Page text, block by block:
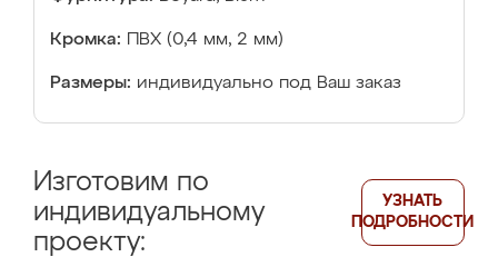
Кромка: ПВХ (0,4 мм, 2 мм)
Размеры: индивидуально под Ваш заказ
Изготовим по
индивидуальному
проекту:
УЗНАТЬ
ПОДРОБНОСТИ